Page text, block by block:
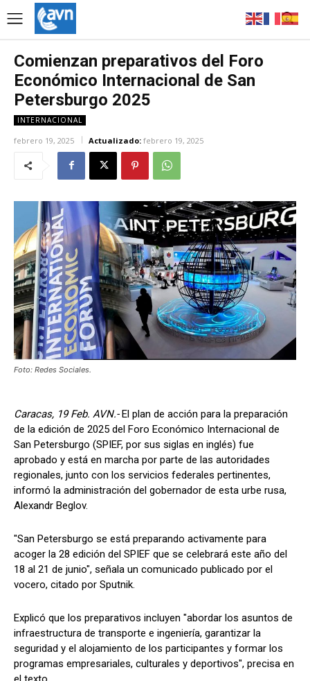
Comienzan preparativos del Foro
Económico Internacional de San
Petersburgo 2025
INTERNACIONAL
febrero 19, 2025 Actualizado: febrero 19, 2025
Foto: Redes Sociales.
Caracas, 19 Feb. AVN.- El plan de acción para la preparación
de la edición de 2025 del Foro Económico Internacional de
San Petersburgo (SPIEF, por sus siglas en inglés) fue
aprobado y está en marcha por parte de las autoridades
regionales, junto con los servicios federales pertinentes,
informó la administración del gobernador de esta urbe rusa,
Alexandr Beglov.
"San Petersburgo se está preparando activamente para
acoger la 28 edición del SPIEF que se celebrará este año del
18 al 21 de junio", señala un comunicado publicado por el
vocero, citado por Sputnik.
Explicó que los preparativos incluyen "abordar los asuntos de
infraestructura de transporte e ingeniería, garantizar la
seguridad y el alojamiento de los participantes y formar los
programas empresariales, culturales y deportivos", precisa en